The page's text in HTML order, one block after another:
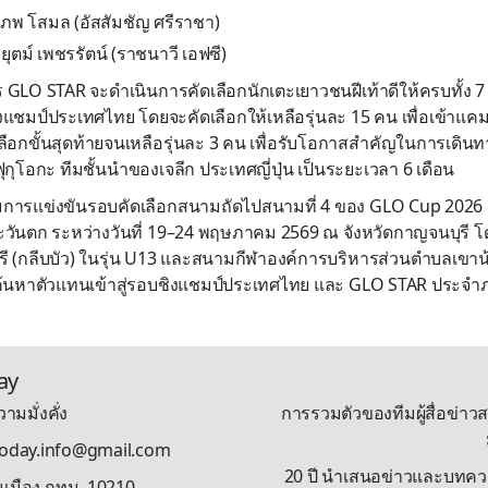
พ โสมล (อัสสัมชัญ ศรีราชา)
ตม์ เพชรรัตน์ (ราชนาวี เอฟซี)
STAR จะดำเนินการคัดเลือกนักเตะเยาวชนฝีเท้าดีให้ครบทั้ง
ชมป์ประเทศไทย โดยจะคัดเลือกให้เหลือรุ่นละ 15 คน เพื่อเข้าแคม
อกขั้นสุดท้ายจนเหลือรุ่นละ 3 คน เพื่อรับโอกาสสำคัญในการเดิน
โอกะ ทีมชั้นนำของเจลีก ประเทศญี่ปุ่น เป็นระยะเวลา 6 เดือน
รแข่งขันรอบคัดเลือกสนามถัดไปสนามที่ 4 ของ GLO Cup 2026
นตก ระหว่างวันที่ 19–24 พฤษภาคม 2569 ณ จังหวัดกาญจนบุรี
(กลีบบัว) ในรุ่น U13 และสนามกีฬาองค์การบริหารส่วนตำบลเข
หาตัวแทนเข้าสู่รอบชิงแชมป์ประเทศไทย และ GLO STAR ประจ
ามมั่งคั่ง
การรวมตัวของทีมผู้สื่อข่าว
20 ปี นำเสนอข่าวและบทค